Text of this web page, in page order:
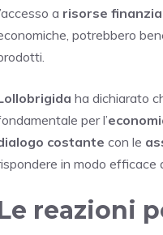
a risorse
potrebbero
ha dichiarato
per l’
costante con le
in modo efficace
reazioni